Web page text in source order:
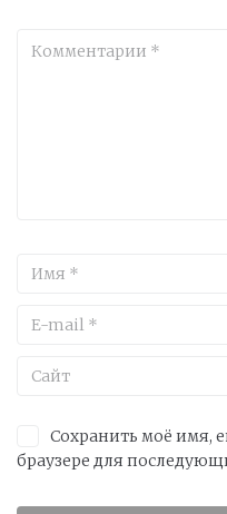
Сохранить моё имя,
браузере для